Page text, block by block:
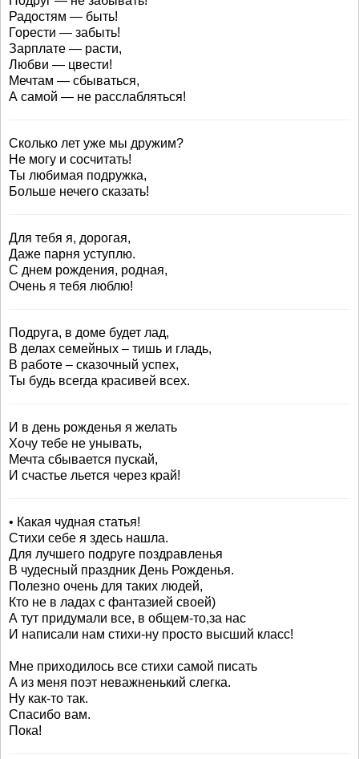
Радостям — быть!
Горести — забыть!
Зарплате — расти,
Любви — цвести!
Мечтам — сбываться,
А самой — не расслабляться!
Сколько лет уже мы дружим?
Не могу и сосчитать!
Ты любимая подружка,
Больше нечего сказать!
Для тебя я, дорогая,
Даже парня уступлю.
С днем рождения, родная,
Очень я тебя люблю!
Подруга, в доме будет лад,
В делах семейных – тишь и гладь,
В работе – сказочный успех,
Ты будь всегда красивей всех.
И в день рожденья я желать
Хочу тебе не унывать,
Мечта сбывается пускай,
И счастье льется через край!
• Какая чудная статья!
Стихи себе я здесь нашла.
Для лучшего подруге поздравленья
В чудесный праздник День Рожденья.
Полезно очень для таких людей,
Кто не в ладах с фантазией своей)
А тут придумали все, в общем-то,за нас
И написали нам стихи-ну просто высший класс!
Мне приходилось все стихи самой писать
А из меня поэт неважненький слегка.
Ну как-то так.
Спасибо вам.
Пока!